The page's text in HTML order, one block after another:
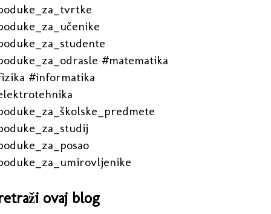
#matematika
#informatika
ovaj blog